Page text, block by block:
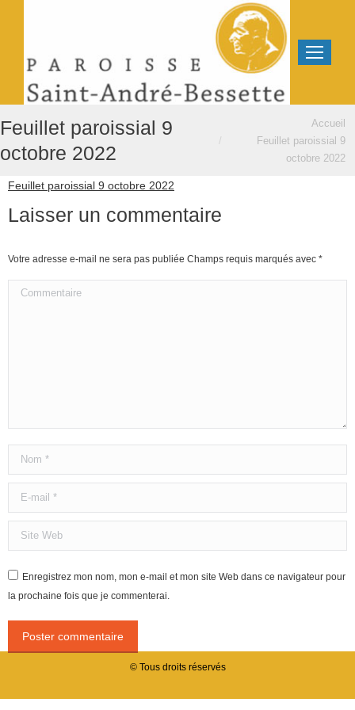
Feuillet paroissial 9
octobre 2022
Accueil
Feuillet paroissial 9
octobre 2022
Feuillet paroissial 9 octobre 2022
Laisser un commentaire
Votre adresse e-mail ne sera pas publiée Champs requis marqués avec *
Commentaire
Nom *
E-mail *
Site Web
Enregistrez mon nom, mon e-mail et mon site Web dans ce navigateur pour
la prochaine fois que je commenterai.
Poster commentaire
© Tous droits réservés